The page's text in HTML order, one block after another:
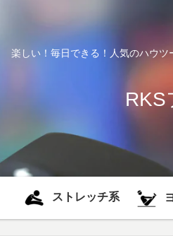
楽しい！毎日できる！人気のハウ
RKS
ストレッチ系